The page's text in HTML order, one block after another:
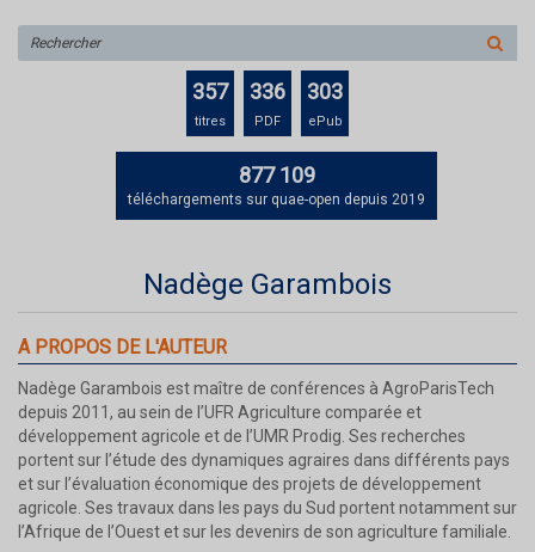
sur
le
357
titres
336
PDF
303
ePub
877 109
téléchargements sur quae-open depuis 2019
Nadège Garambois
A PROPOS DE L'AUTEUR
Nadège Garambois est maître de conférences à AgroParisTech
depuis 2011, au sein de l’UFR Agriculture comparée et
développement agricole et de l’UMR Prodig. Ses recherches
portent sur l’étude des dynamiques agraires dans différents pays
et sur l’évaluation économique des projets de développement
agricole. Ses travaux dans les pays du Sud portent notamment sur
l’Afrique de l’Ouest et sur les devenirs de son agriculture familiale.